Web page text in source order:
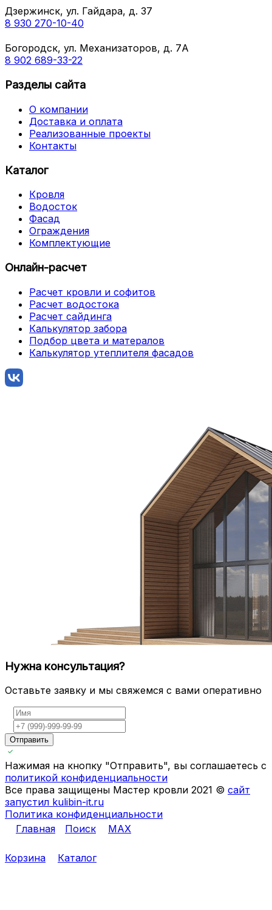
Дзержинск, ул. Гайдара, д. 37
8 930 270-10-40
Богородск, ул. Механизаторов, д. 7А
8 902 689-33-22
Разделы сайта
О компании
Доставка и оплата
Реализованные проекты
Контакты
Каталог
Кровля
Водосток
Фасад
Ограждения
Комплектующие
Онлайн-расчет
Расчет кровли и софитов
Расчет водостока
Расчет сайдинга
Калькулятор забора
Подбор цвета и матералов
Калькулятор утеплителя фасадов
Нужна консультация?
Оставьте заявку и мы свяжемся с вами оперативно
Отправить
Нажимая на кнопку "Отправить", вы соглашаетесь с
политикой конфиденциальности
Все права защищены Мастер кровли 2021 © сайт
запустил kulibin-it.ru
Политика конфиденциальности
Главная
Поиск MAX
Корзина Каталог